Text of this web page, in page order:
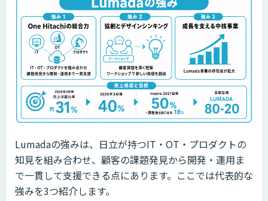
Lumadaの強みは、日立が持つIT・OT・プロダクトの
知見を組み合わせ、顧客の課題発見から開発・運用ま
で一貫して支援できる点にあります。ここでは代表的な
強みを3つ紹介します。